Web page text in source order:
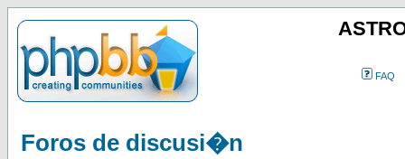
FAQ
Foros de discusi�n